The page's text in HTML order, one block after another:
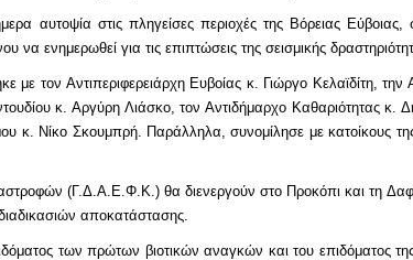
αυτοψία στις πληγείσες περιοχές της Βόρειας
για τις επιπτώσεις της σεισμικής
τον Αντιπεριφερειάρχη Ευβοίας κ. Γιώργο Κελαϊδίτη,
κ. Αργύρη Λιάσκο, τον Αντιδήμαρχο Καθαριότητας κ.
κ. Νίκο Σκουμπρή. Παράλληλα, συνομίλησε με κατοίκους
(Γ.Δ.Α.Ε.Φ.Κ.) θα διενεργούν στο Προκόπι και τη
αποκατάστασης.
των πρώτων βιοτικών αναγκών και του επιδόματος